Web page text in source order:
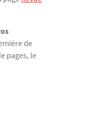
de
pages, le